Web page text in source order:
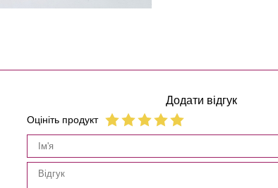
Додати відгук
Оцініть продукт